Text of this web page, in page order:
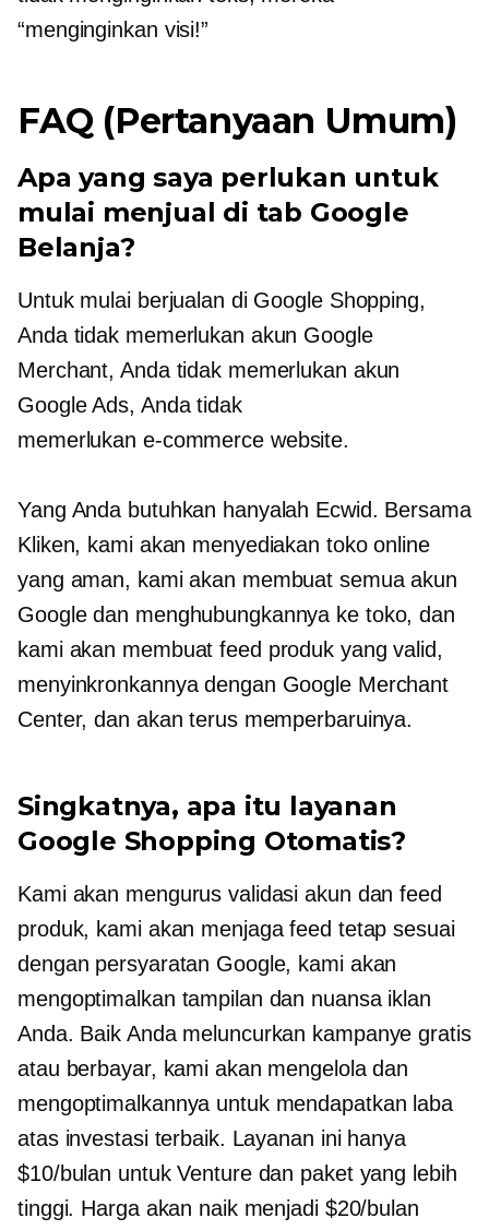
“menginginkan visi!”
FAQ (Pertanyaan Umum)
Apa yang saya perlukan untuk
mulai menjual di tab Google
Belanja?
Untuk mulai berjualan di Google Shopping,
Anda tidak memerlukan akun Google
Merchant, Anda tidak memerlukan akun
Google Ads, Anda tidak
memerlukan e-commercewebsite.
Yang Anda butuhkan hanyalah Ecwid. Bersama
Kliken, kami akan menyediakan toko online
yang aman, kami akan membuat semua akun
Google dan menghubungkannya ke toko, dan
kami akan membuat feed produk yang valid,
menyinkronkannya dengan Google Merchant
Center, dan akan terus memperbaruinya.
Singkatnya, apa itu layanan
Google Shopping Otomatis?
Kami akan mengurus validasi akun dan feed
produk, kami akan menjaga feed tetap sesuai
dengan persyaratan Google, kami akan
mengoptimalkan tampilan dan nuansa iklan
Anda. Baik Anda meluncurkan kampanye gratis
atau berbayar, kami akan mengelola dan
mengoptimalkannya untuk mendapatkan laba
atas investasi terbaik. Layanan ini hanya
$10/bulan untuk Venture dan paket yang lebih
tinggi. Harga akan naik menjadi $20/bulan